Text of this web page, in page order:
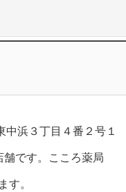
浜３丁目４番２号１
舗です。こころ薬局
す。